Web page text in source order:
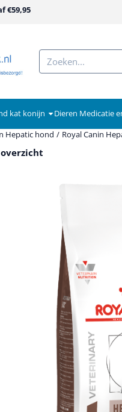
€59,95
Zoeken
kat konijn Dieren Medicatie
Hepatic hond / Royal Canin
overzicht